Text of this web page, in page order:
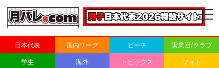
日本代表 国内リーグ ビーチ 実業団/クラブ
学生 海外 トピックス フォト